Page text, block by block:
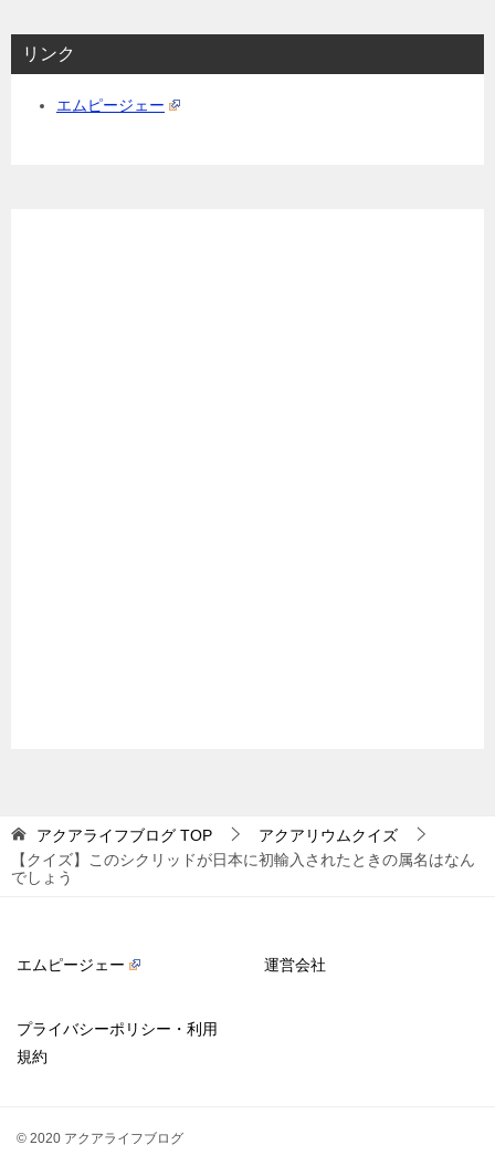
リンク
エムピージェー
アクアライフブログ TOP
アクアリウムクイズ
【クイズ】このシクリッドが日本に初輸入されたときの属名はなん
でしょう
エムピージェー 運営会社
プライバシーポリシー・利用
規約
© 2020 アクアライフブログ